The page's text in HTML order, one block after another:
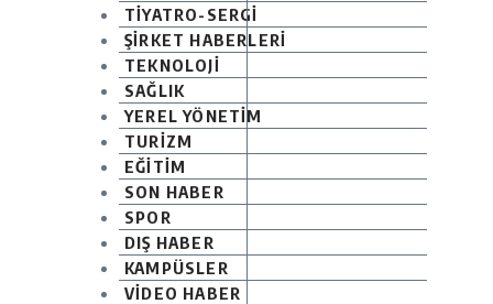
TİYATRO-SERGİ
ŞİRKET HABERLERİ
TEKNOLOJİ
SAĞLIK
YEREL YÖNETİM
TURİZM
EĞİTİM
SON HABER
SPOR
DIŞ HABER
KAMPÜSLER
VİDEO HABER